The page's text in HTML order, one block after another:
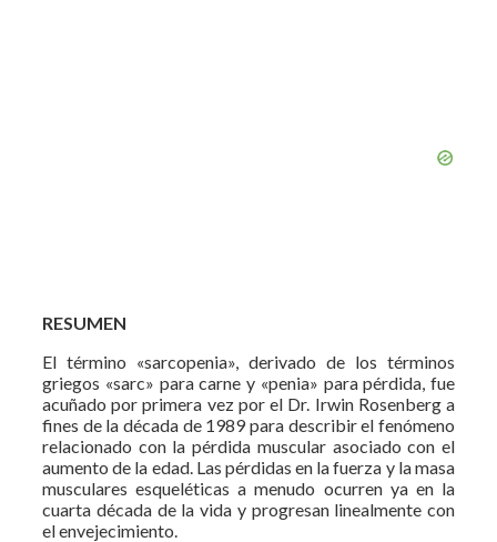
RESUMEN
El término «sarcopenia», derivado de los términos
griegos «sarc» para carne y «penia» para pérdida, fue
acuñado por primera vez por el Dr. Irwin Rosenberg a
fines de la década de 1989 para describir el fenómeno
relacionado con la pérdida muscular asociado con el
aumento de la edad. Las pérdidas en la fuerza y la masa
musculares esqueléticas a menudo ocurren ya en la
cuarta década de la vida y progresan linealmente con
el envejecimiento.